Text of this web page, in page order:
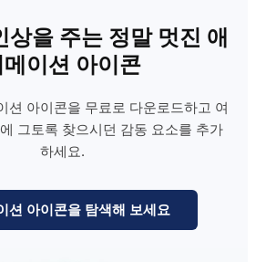
상을 주는 정말 멋진 애
메이션 아이콘
션 아이콘을 무료로 다운로드하고 여
그토록 찾으시던 감동 요소를 추가
하세요.
션 아이콘을 탐색해 보세요